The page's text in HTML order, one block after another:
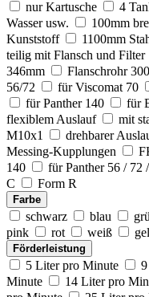
nur Kartusche
4
Wasser usw.
100mm
Kunststoff
1100mm
teilig mit Flansch und Filter
346mm
Flanschrohr
56/72
für Viscomat 70
für Panther 140
für
flexiblem Auslauf
mit
M10x1
drehbarer
Messing-Kupplungen
140
für Panther 56 / 72
C
Form R
Farbe
schwarz blau
pink
rot weiß
Förderleistung
5 Liter pro Minute
Minute
14 Liter pro